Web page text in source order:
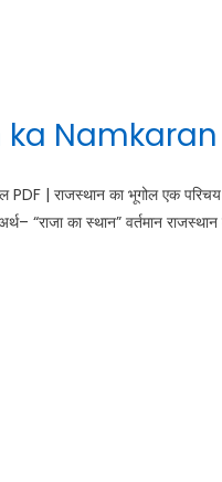
ka Namkaran
| राजस्थान का भूगोल एक परिचय |
“राजा का स्थान” वर्तमान